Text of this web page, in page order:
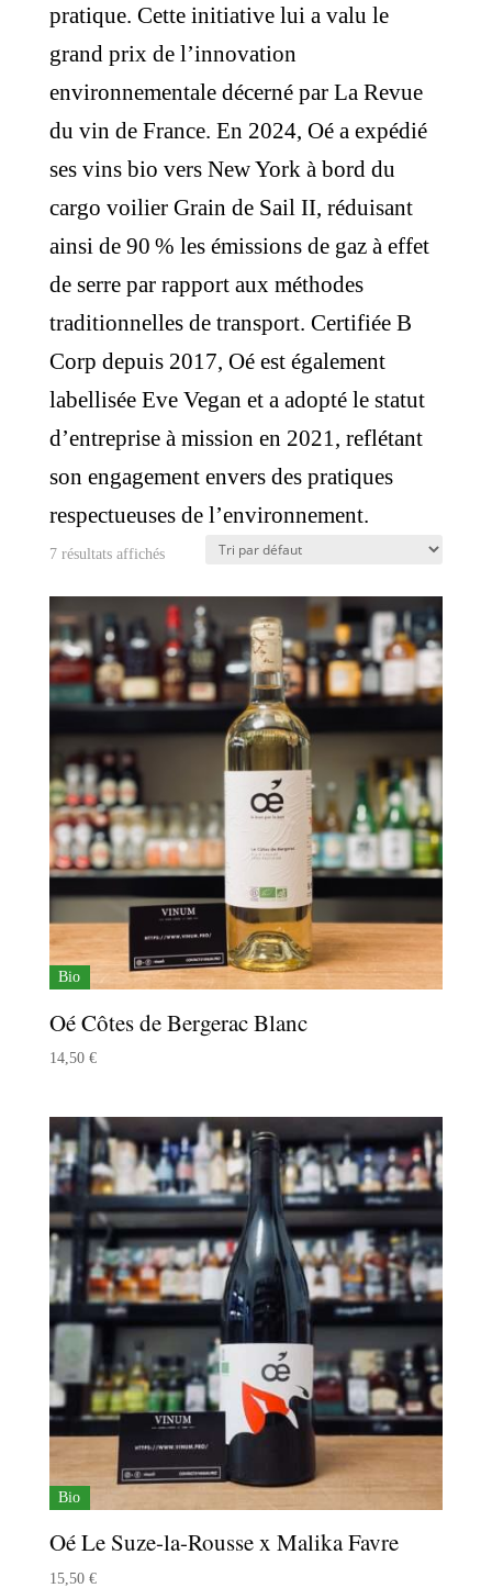
pratique. Cette initiative lui a valu le
grand prix de l’innovation
environnementale décerné par La Revue
du vin de France. En 2024, Oé a expédié
ses vins bio vers New York à bord du
cargo voilier Grain de Sail II, réduisant
ainsi de 90 % les émissions de gaz à effet
de serre par rapport aux méthodes
traditionnelles de transport. Certifiée B
Corp depuis 2017, Oé est également
labellisée Eve Vegan et a adopté le statut
d’entreprise à mission en 2021, reflétant
son engagement envers des pratiques
respectueuses de l’environnement.
7 résultats affichés
Bio
Oé Côtes de Bergerac Blanc
14,50 €
Bio
Oé Le Suze-la-Rousse x Malika Favre
15,50 €